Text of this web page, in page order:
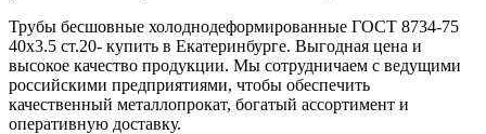
Трубы бесшовные холоднодеформированные ГОСТ 8734-75
40x3.5 ст.20- купить в Екатеринбурге. Выгодная цена и
высокое качество продукции. Мы сотрудничаем с ведущими
российскими предприятиями, чтобы обеспечить
качественный металлопрокат, богатый ассортимент и
оперативную доставку.